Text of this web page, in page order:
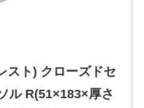
スト) クローズドセ
ル R(51×183×厚さ